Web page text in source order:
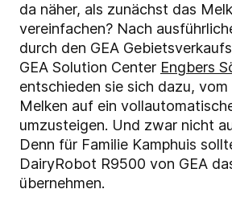
da näher, als zunächst das
vereinfachen? Nach
durch den GEA
GEA Solution Center Engbers
entschieden sie sich dazu,
Melken auf ein
umzusteigen. Und zwar nicht
Denn für Familie Kamphuis
DairyRobot R9500 von GEA
übernehmen.